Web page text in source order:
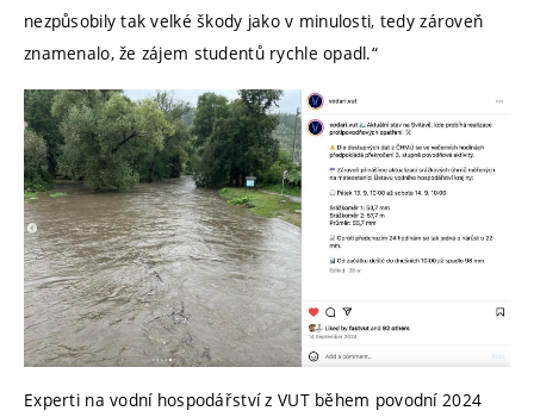
nezpůsobily tak velké škody jako v minulosti, tedy zároveň
znamenalo, že zájem studentů rychle opadl.“
Experti na vodní hospodářství z VUT během povodní 2024